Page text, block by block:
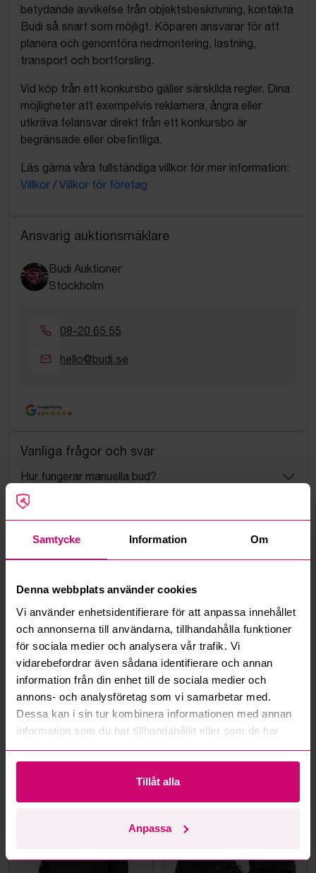
Samtycke Information Om
Denna webbplats använder cookies
Vi använder enhetsidentifierare för att anpassa innehållet
och annonserna till användarna, tillhandahålla funktioner
för sociala medier och analysera vår trafik. Vi
vidarebefordrar även sådana identifierare och annan
information från din enhet till de sociala medier och
annons- och analysföretag som vi samarbetar med.
Dessa kan i sin tur kombinera informationen med annan
information som du har tillhandahållit eller som de har
samlat in när du har använt deras tjänster.
Tillåt alla
Anpassa
betydande avvikelse från objektsbeskrivning, kontakta
Budi så snart som möjligt. Köparen ansvarar för att
planera och genomföra nedmontering, lastning,
transport och bortforsling.
Vid köp från ett konkursbo gäller särskilda regler. Dina
möjligheter att exempelvis reklamera, ångra eller
utkräva felansvar direkt från ett konkursbo är
begränsade eller obefintliga.
Läs gärna våra fullständiga villkor för mer information:
Villkor / Villkor för företag
Ansvarig auktionsmäklare
Budi Auktioner
Stockholm
08-20 65 55
hello@budi.se
Google Rating
4.5
Vanliga frågor och svar
Hur fungerar manuella bud?
Hur fungerar maxbud?
Hur fungerar budmotorn?
Kan jag ångra ett bud?
Kan ni frakta mina vunna objekt?
Läs fler frågor och svar
Oanvänd